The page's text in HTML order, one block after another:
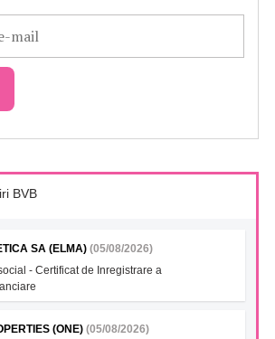
BVB
SA (ELMA) (05/08/2026)
- Certificat de Inregistrare a
(ONE) (05/08/2026)